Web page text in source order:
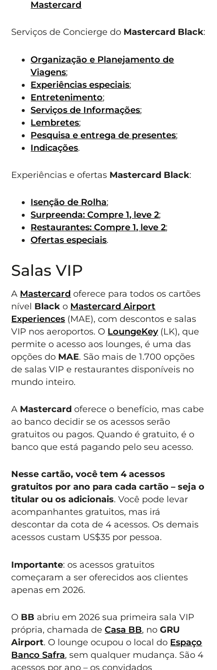
Mastercard
Serviços de Concierge do Mastercard Black:
Organização e Planejamento de
Viagens;
Experiências especiais;
Entretenimento;
Serviços de Informações;
Lembretes;
Pesquisa e entrega de presentes;
Indicações.
Experiências e ofertas Mastercard Black:
Isenção de Rolha;
Surpreenda: Compre 1, leve 2;
Restaurantes: Compre 1, leve 2;
Ofertas especiais.
Salas VIP
A Mastercard oferece para todos os cartões
nível Black o Mastercard Airport
Experiences (MAE), com descontos e salas
VIP nos aeroportos. O LoungeKey(LK), que
permite o acesso aos lounges, é uma das
opções do MAE. São mais de 1.700 opções
de salas VIP e restaurantes disponíveis no
mundo inteiro.
A Mastercard oferece o benefício, mas cabe
ao banco decidir se os acessos serão
gratuitos ou pagos. Quando é gratuito, é o
banco que está pagando pelo seu acesso.
Nesse cartão, você tem 4 acessos
gratuitos por ano para cada cartão – seja o
titular ou os adicionais. Você pode levar
acompanhantes gratuitos, mas irá
descontar da cota de 4 acessos. Os demais
acessos custam US$35 por pessoa.
Importante: os acessos gratuitos
começaram a ser oferecidos aos clientes
apenas em 2026.
O BB abriu em 2026 sua primeira sala VIP
própria, chamada deCasa BB, noGRU
Airport. O lounge ocupou o local do Espaço
Banco Safra, sem qualquer mudança. São 4
acessos por ano – os convidados